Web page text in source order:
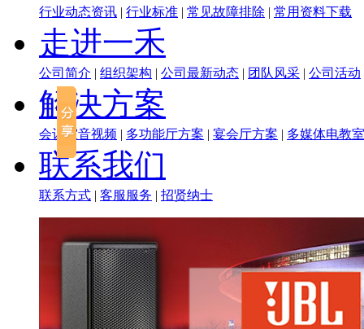
行业动态资讯 | 行业标准 | 常见故障排除 | 常用资料下载
走进一禾
公司简介 | 组织架构 | 公司最新动态 | 团队风采 | 公司活动
解决方案
会议室音视频 | 多功能厅方案 | 宴会厅方案 | 多媒体电教室
联系我们
联系方式 | 客服服务 | 招贤纳士